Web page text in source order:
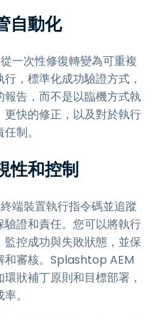
自動化
一次性修復轉變為可重複
，標準化成功驗證方式，
告，而不是以臨機方式執
快的修正，以及對於執行
制。
性和控制
端裝置執行指令碼並追蹤
證和責任。您可以將執行
控成功與失敗狀態，並保
和審核。Splashtop AEM
狀補丁原則和目標部署，
。